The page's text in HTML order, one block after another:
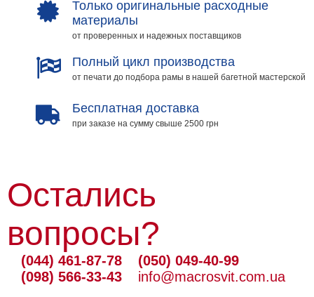
Только оригинальные расходные
материалы
от проверенных и надежных поставщиков
Полный цикл производства
от печати до подбора рамы в нашей багетной мастерской
Бесплатная доставка
при заказе на сумму свыше 2500 грн
Остались
вопросы?
(044) 461-87-78
(098) 566-33-43
(050) 049-40-99
info@macrosvit.com.ua